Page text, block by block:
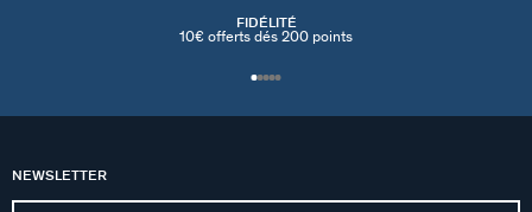
FIDÉLITÉ
10€ offerts dés 200 points
NEWSLETTER